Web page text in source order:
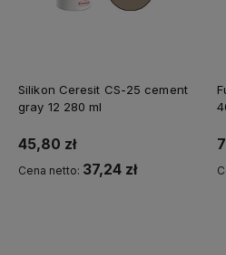
Silikon Ceresit CS-25 cement
gray 12 280 ml
45,80 zł
Cena netto: 37,24 zł